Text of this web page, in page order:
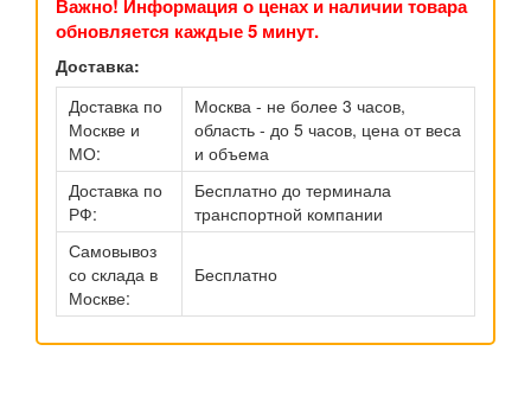
Важно! Информация о ценах и наличии товара
обновляется каждые 5 минут.
Доставка:
Доставка по
Москве и
МО:
Москва - не более 3 часов,
область - до 5 часов, цена от веса
и объема
Доставка по
РФ:
Бесплатно до терминала
транспортной компании
Самовывоз
со склада в
Москве:
Бесплатно